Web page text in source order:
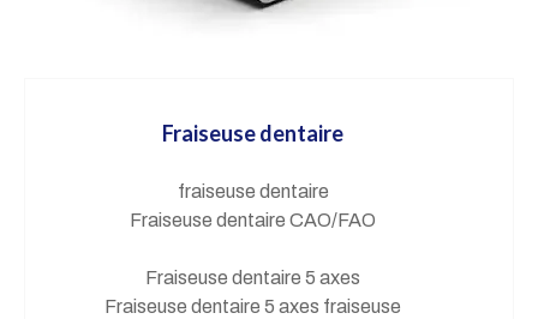
Fraiseuse dentaire
fraiseuse dentaire
Fraiseuse dentaire CAO/FAO
Fraiseuse dentaire 5 axes
Fraiseuse dentaire 5 axes fraiseuse